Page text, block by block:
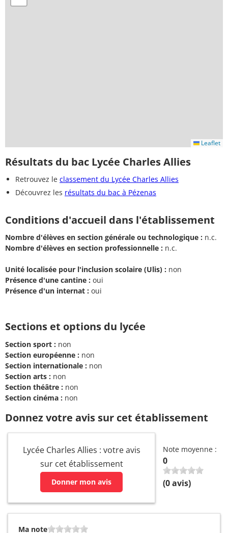
Leaflet
Résultats du bac Lycée Charles Allies
Retrouvez le classement du Lycée Charles Allies
Découvrez les résultats du bac à Pézenas
Conditions d'accueil dans l'établissement
Nombre d'élèves en section générale ou technologique : n.c.
Nombre d'élèves en section professionnelle : n.c.
Unité localisée pour l'inclusion scolaire (Ulis) : non
Présence d'une cantine : oui
Présence d'un internat : oui
Sections et options du lycée
Section sport : non
Section européenne : non
Section internationale : non
Section arts : non
Section théâtre : non
Section cinéma : non
Donnez votre avis sur cet établissement
Lycée Charles Allies : votre avis
sur cet établissement
Donner mon avis
Note moyenne :
0
(0avis)
Ma note